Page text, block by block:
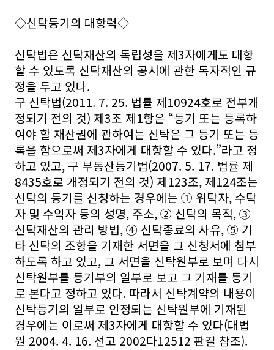
◇신탁등기의 대항력◇
신탁법은 신탁재산의 독립성을 제3자에게도 대항
할 수 있도록 신탁재산의 공시에 관한 독자적인 규
정을 두고 있다.
구 신탁법(2011. 7. 25. 법률 제10924호로 전부개
정되기 전의 것) 제3조 제1항은 “등기 또는 등록하
여야 할 재산권에 관하여는 신탁은 그 등기 또는 등
록을 함으로써 제3자에게 대항할 수 있다.”라고 정
하고 있고, 구 부동산등기법(2007. 5. 17. 법률 제
8435호로 개정되기 전의 것) 제123조, 제124조는
신탁의 등기를 신청하는 경우에는 ① 위탁자, 수탁
자 및 수익자 등의 성명, 주소, ② 신탁의 목적, ③
신탁재산의 관리 방법, ④ 신탁종료의 사유, ⑤ 기
타 신탁의 조항을 기재한 서면을 그 신청서에 첨부
하도록 하고 있고, 그 서면을 신탁원부로 보며 다시
신탁원부를 등기부의 일부로 보고 그 기재를 등기
로 본다고 정하고 있다. 따라서 신탁계약의 내용이
신탁등기의 일부로 인정되는 신탁원부에 기재된
경우에는 이로써 제3자에게 대항할 수 있다(대법
원 2004. 4. 16. 선고 2002다12512 판결 참조).